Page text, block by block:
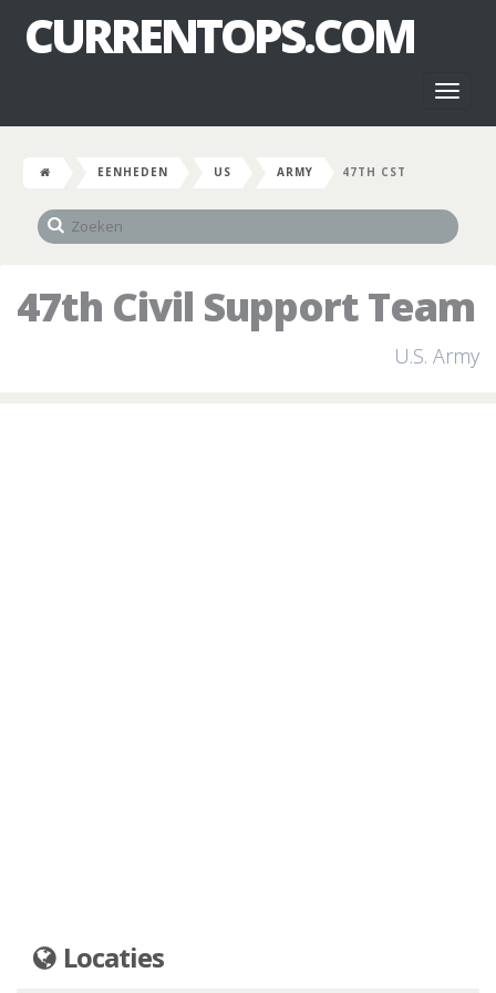
CURRENTOPS.COM
EENHEDEN US ARMY 47TH CST
47th Civil Support Team
U.S. Army
Locaties